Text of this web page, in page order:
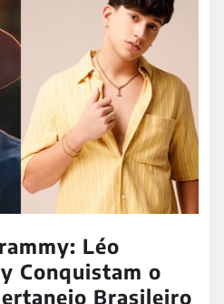
Léo
Conquistam o
Brasileiro